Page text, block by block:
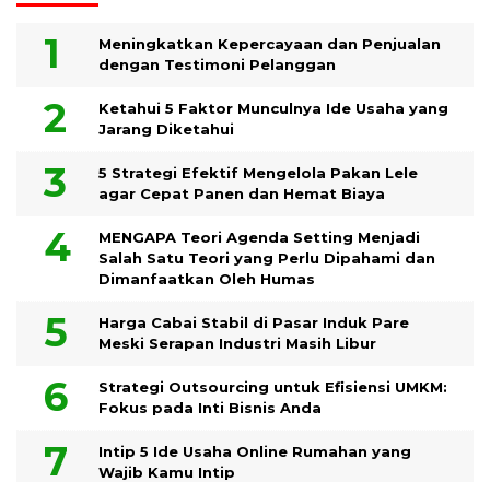
Meningkatkan Kepercayaan dan Penjualan
dengan Testimoni Pelanggan
Ketahui 5 Faktor Munculnya Ide Usaha yang
Jarang Diketahui
5 Strategi Efektif Mengelola Pakan Lele
agar Cepat Panen dan Hemat Biaya
MENGAPA Teori Agenda Setting Menjadi
Salah Satu Teori yang Perlu Dipahami dan
Dimanfaatkan Oleh Humas
Harga Cabai Stabil di Pasar Induk Pare
Meski Serapan Industri Masih Libur
Strategi Outsourcing untuk Efisiensi UMKM:
Fokus pada Inti Bisnis Anda
Intip 5 Ide Usaha Online Rumahan yang
Wajib Kamu Intip